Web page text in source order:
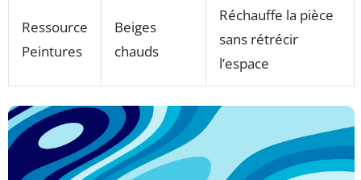
Ressource
Peintures
Beiges
chauds
Réchauffe la pièce
sans rétrécir
l’espace